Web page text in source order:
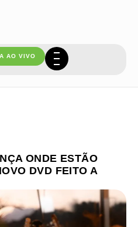
AO VIVO
ONDE ESTÃO
DVD FEITO A